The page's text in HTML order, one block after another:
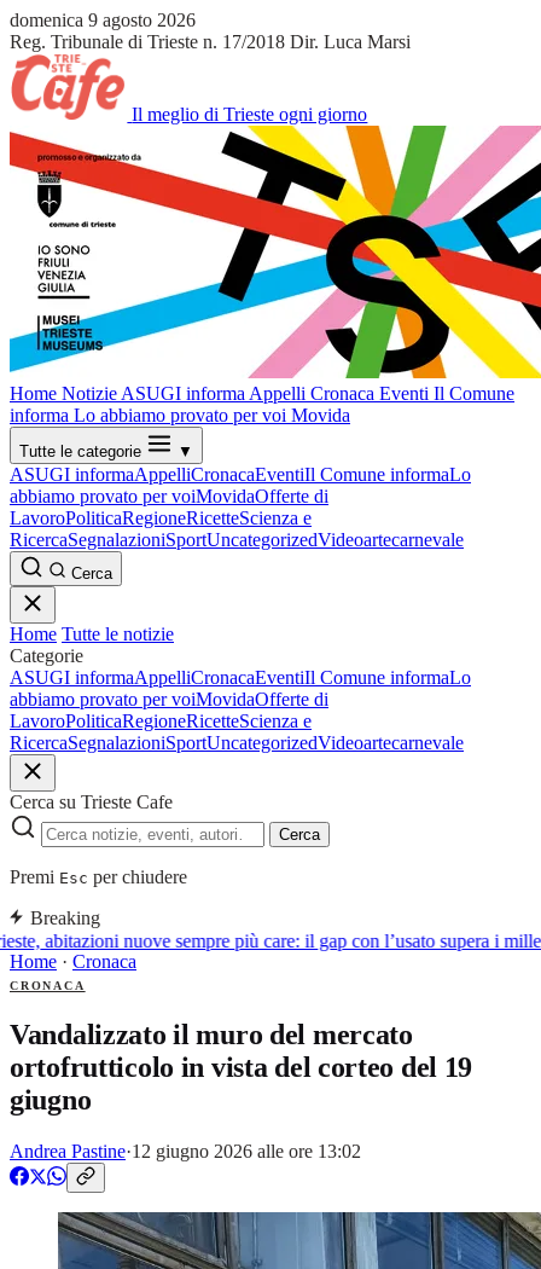
domenica 9 agosto 2026
Reg. Tribunale di Trieste n. 17/2018 Dir. Luca Marsi
Il meglio di Trieste ogni giorno
Home Notizie ASUGI informa Appelli Cronaca Eventi Il Comune
informa Lo abbiamo provato per voi Movida
Tutte le categorie ▼
ASUGI informaAppelliCronacaEventiIl Comune informaLo
abbiamo provato per voiMovidaOfferte di
LavoroPoliticaRegioneRicetteScienza e
RicercaSegnalazioniSportUncategorizedVideoartecarnevale
Cerca
Home Tutte le notizie
Categorie
ASUGI informaAppelliCronacaEventiIl Comune informaLo
abbiamo provato per voiMovidaOfferte di
LavoroPoliticaRegioneRicetteScienza e
RicercaSegnalazioniSportUncategorizedVideoartecarnevale
Cerca su Trieste Cafe
Cerca
Premi Esc per chiudere
Breaking
abitazioni nuove sempre più care: il gap con l’usato supera i
Home · Cronaca
CRONACA
Vandalizzato il muro del mercato
ortofrutticolo in vista del corteo del 19
giugno
Andrea Pastine·12 giugno 2026 alle ore 13:02